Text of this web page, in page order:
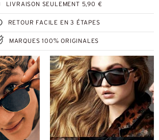
LIVRAISON SEULEMENT 5,90 €
RETOUR FACILE EN 3 ÉTAPES
MARQUES 100% ORIGINALES